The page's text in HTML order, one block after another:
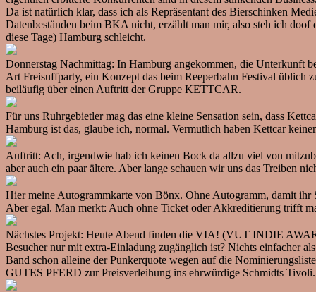
Da ist natürlich klar, dass ich als Repräsentant des Bierschinken
Datenbeständen beim BKA nicht, erzählt man mir, also steh ich
diese Tage) Hamburg schleicht.
Donnerstag Nachmittag: In Hamburg angekommen, die Unterkunft
Art Freisuffparty, ein Konzept das beim Reeperbahn Festival üblich
beiläufig über einen Auftritt der Gruppe KETTCAR.
Für uns Ruhrgebietler mag das eine kleine Sensation sein, dass
Hamburg ist das, glaube ich, normal. Vermutlich haben Kettcar
Auftritt: Ach, irgendwie hab ich keinen Bock da allzu viel von
aber auch ein paar ältere. Aber lange schauen wir uns das Treiben
Hier meine Autogrammkarte von Bönx. Ohne Autogramm, damit ihr
Aber egal. Man merkt: Auch ohne Ticket oder Akkreditierung trifft
Nächstes Projekt: Heute Abend finden die VIA! (VUT INDIE
Besucher nur mit extra-Einladung zugänglich ist? Nichts einfacher
Band schon alleine der Punkerquote wegen auf die
GUTES PFERD zur Preisverleihung ins ehrwürdige Schmidts Tivoli.